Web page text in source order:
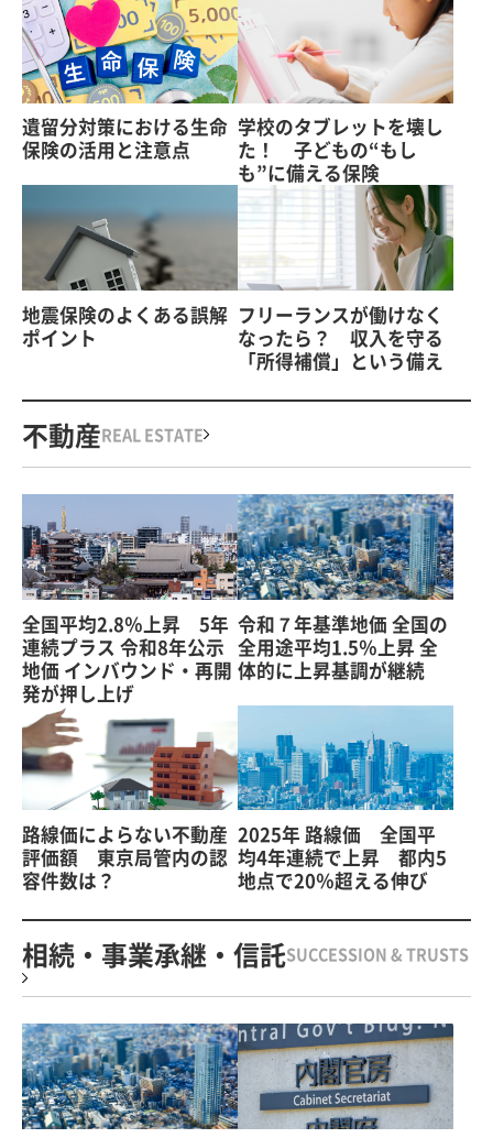
遺留分対策における生命
保険の活用と注意点
学校のタブレットを壊し
た！ 子どもの“もし
も”に備える保険
地震保険のよくある誤解
ポイント
フリーランスが働けなく
なったら？ 収入を守る
「所得補償」という備え
不動産REAL ESTATE
全国平均2.8％上昇 5年
連続プラス 令和8年公示
地価 インバウンド・再開
発が押し上げ
令和７年基準地価 全国の
全用途平均1.5％上昇 全
体的に上昇基調が継続
路線価によらない不動産
評価額 東京局管内の認
容件数は？
2025年 路線価 全国平
均4年連続で上昇 都内5
地点で20％超える伸び
相続・事業承継・信託SUCCESSION & TRUSTS